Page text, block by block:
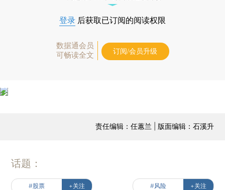
登录 后获取已订阅的阅读权限
数据通会员
可畅读全文
订阅/会员升级
责任编辑：任蕙兰 | 版面编辑：石溪升
话题：
#股票 +关注 #风险 +关注